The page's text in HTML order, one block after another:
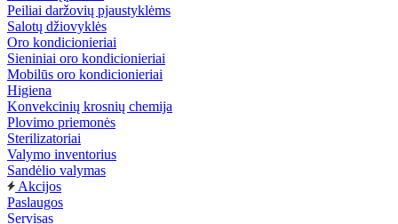
Peiliai daržovių pjaustyklėms
Salotų džiovyklės
Oro kondicionieriai
Sieniniai oro kondicionieriai
Mobilūs oro kondicionieriai
Higiena
Konvekcinių krosnių chemija
Plovimo priemonės
Sterilizatoriai
Valymo inventorius
Sandėlio valymas
Akcijos
Paslaugos
Servisas